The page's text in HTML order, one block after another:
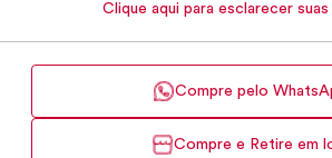
Clique aqui para esclarecer suas
Compre pelo
Compre e Retire em